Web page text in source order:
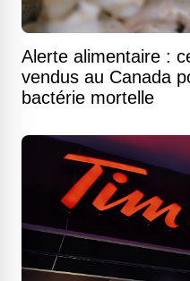
Alerte alimentaire :
vendus au Canada
bactérie mortelle